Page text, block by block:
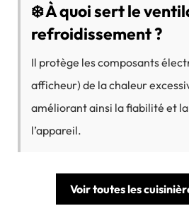
❄️ À quoi sert le
refroidissement ?
Il protège les composants
afficheur) de la chaleur
améliorant ainsi la fiabilité et
l’appareil.
Voir toutes les